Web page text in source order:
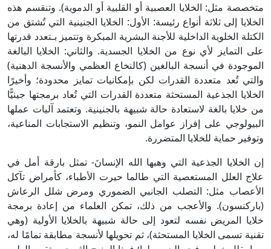
متخصصة مثل: الخلايا العصبية أو القلبية أو الدموية). وتنقسم هذه
الخلايا إلى ثلاثة أنواع رئيسة: الأول: الخلايا الجنينية التي تُشتق من
الكتلة الخلوية الداخلية للأجنة البشرية المبكرة وتتميز بـتعدد قدرتها
على التمايز لأي نوع من الخلايا الجسدية. والثاني: الخلايا البالغة
الموجودة في أنسجة البالغين (كالنخاع العظمي والأنسجة الدهنية)
والتي تُعد متعددة القدرات لكن بإمكانيات تمايز محدودة؛ وأخيرًا
الخلايا الجذعية المستحثة متعددة القدرات التي تُعاد برمجتها جينيًّا
من خلايا بالغة لاستعادة حالة شبيهة بالجنينية. وتعتمد آليات عملها
البيولوجي على إفراز عوامل النمو، وتنظيم الاستجابات المناعية،
وتوفير حماية للخلايا المتضررة.
إن الخلايا الجذعية التي وهبها الله الإنسانَ- تمثل بارقة أمل في
علاج العلل المستعصية التي طالما حيرت الأطباء، كأمراض تآكل
الأعصاب مثل: التصلب الجانبي الضموري ومرض شلل الرعاش
(باركنسون). والأعجب من ذلك، تمكن العلماء من إعادة برمجة
خلايا المريض نفسه لتعود إلى حالة شبيهة بالخلايا الأولية (وهي
تقنية تسمى الخلايا المستحثة)، ثم تحويلها لأنسجة مطابقة تمامًا له،